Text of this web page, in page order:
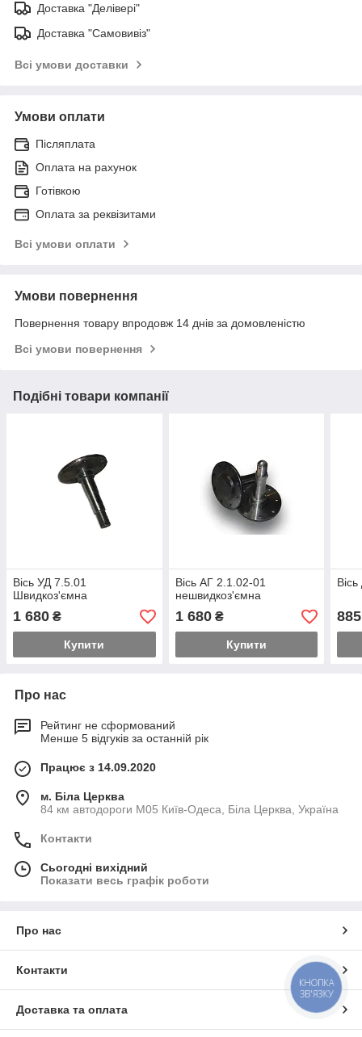
Доставка "Делівері"
Доставка "Самовивіз"
Всі умови доставки
Умови оплати
Післяплата
Оплата на рахунок
Готівкою
Оплата за реквізитами
Всі умови оплати
Умови повернення
Повернення товару впродовж 14 днів за домовленістю
Всі умови повернення
Подібні товари компанії
Вісь УД 7.5.01
Швидкоз'ємна
1 680 ₴
Купити
Вісь АГ 2.1.02-01
нешвидкоз'ємна
1 680₴
Купити
885
Про нас
Рейтинг не сформований
Менше 5 відгуків за останній рік
Працює з 14.09.2020
м. Біла Церква
84 км автодороги М05 Київ-Одеса, Біла Церква, Україна
Контакти
Сьогодні вихідний
Показати весь графік роботи
Про нас
Контакти
Доставка та оплата
КНОПКА
ЗВ'ЯЗКУ